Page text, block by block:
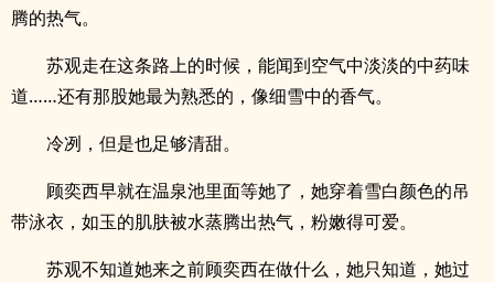
腾的热气。
苏观走在这条路上的时候，能闻到空气中淡淡的中药味
道……还有那股她最为熟悉的，像细雪中的香气。
冷冽，但是也足够清甜。
顾奕西早就在温泉池里面等她了，她穿着雪白颜色的吊
带泳衣，如玉的肌肤被水蒸腾出热气，粉嫩得可爱。
苏观不知道她来之前顾奕西在做什么，她只知道，她过